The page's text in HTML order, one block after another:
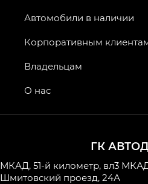
ГК
МКАД, 51-й километр, вл3
Шмитовский проезд, 24А
Автомобили в наличии
Корпоративным
Владельцам
О нас